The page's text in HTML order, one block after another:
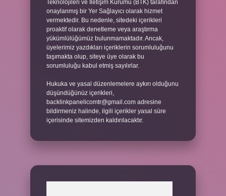
Teknolojileri ve İletişim Kurumu (BTK) tarafından
onaylanmış bir Yer Sağlayıcı olarak hizmet
vermektedir. Bu nedenle, sitedeki içerikleri
proaktif olarak denetleme veya araştırma
yükümlülüğümüz bulunmamaktadır. Ancak,
üyelerimiz yazdıkları içeriklerin sorumluluğunu
taşımakta olup, siteye üye olarak bu
sorumluluğu kabul etmiş sayılırlar.
Hukuka ve yasal düzenlemelere aykırı olduğunu
düşündüğünüz içerikleri,
backlinkpanelicomtr@gmail.com adresine
bildirmeniz halinde, ilgili içerikler yasal süre
içerisinde sitemizden kaldırılacaktır.